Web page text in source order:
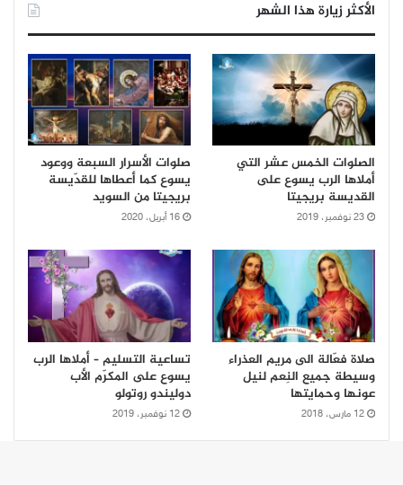
الأكثر زيارة هذا الشهر
الصلوات الخمس عشر التي
أملاها الرب يسوع على
القديسة بريجيتا
23 نوفمبر، 2019
صلوات الأسرار السبعة ووعود
يسوع كما أعطاها للقدّيسة
بريجيتا من السويد
16 أبريل، 2020
صلاة فعّالة الى مريم العذراء
وسيطة جميع النِعم لنيل
عونها وحمايتها
12 مارس، 2018
تساعية التسليم – أملاها الرب
يسوع على المكرّم الأب
دوليندو روتولو
12 نوفمبر، 2019